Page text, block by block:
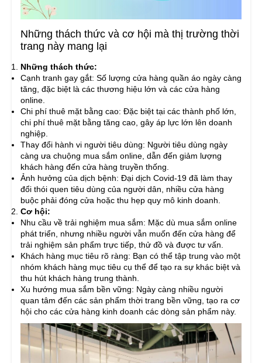
Những thách thức và cơ hội mà thị trường thời
trang này mang lại
Những thách thức:
Cạnh tranh gay gắt: Số lượng cửa hàng quần áo ngày càng
tăng, đặc biệt là các thương hiệu lớn và các cửa hàng
online.
Chi phí thuê mặt bằng cao: Đặc biệt tại các thành phố lớn,
chi phí thuê mặt bằng tăng cao, gây áp lực lớn lên doanh
nghiệp.
Thay đổi hành vi người tiêu dùng: Người tiêu dùng ngày
càng ưa chuộng mua sắm online, dẫn đến giảm lượng
khách hàng đến cửa hàng truyền thống.
Ảnh hưởng của dịch bệnh: Đại dịch Covid-19 đã làm thay
đổi thói quen tiêu dùng của người dân, nhiều cửa hàng
buộc phải đóng cửa hoặc thu hẹp quy mô kinh doanh.
Cơ hội:
Nhu cầu về trải nghiệm mua sắm: Mặc dù mua sắm online
phát triển, nhưng nhiều người vẫn muốn đến cửa hàng để
trải nghiệm sản phẩm trực tiếp, thử đồ và được tư vấn.
Khách hàng mục tiêu rõ ràng: Bạn có thể tập trung vào một
nhóm khách hàng mục tiêu cụ thể để tạo ra sự khác biệt và
thu hút khách hàng trung thành.
Xu hướng mua sắm bền vững: Ngày càng nhiều người
quan tâm đến các sản phẩm thời trang bền vững, tạo ra cơ
hội cho các cửa hàng kinh doanh các dòng sản phẩm này.